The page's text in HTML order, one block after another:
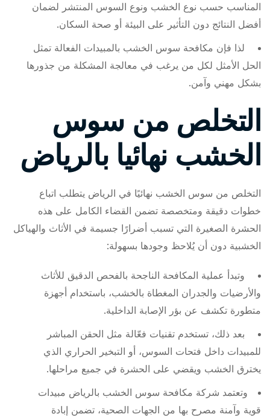
المناسب حسب نوع الخشب ونوع السوس المنتشر لضمان
أفضل النتائج دون التأثير على البيئة أو صحة السكان.
لذا فإن مكافحة سوس الخشب بالمبيدات الفعالة تمثل
الحل الأمثل لكل من يرغب في معالجة المشكلة من جذورها
بشكل مهني وآمن.
التخلص من سوس
الخشب نهائيا بالرياض
التخلص من سوس الخشب نهائيًا في الرياض يتطلب اتباع
خطوات دقيقة ومتخصصة تضمن القضاء الكامل على هذه
الحشرة الصغيرة التي تسبب أضرارًا جسيمة في الأثاث والهياكل
الخشبية دون أن يُلاحظ وجودها بسهولة:
وتبدأ عملية المكافحة الناجحة بالفحص الدقيق للأثاث
والأرضيات والجدران المغطاة بالخشب، باستخدام أجهزة
متطورة تكشف عن بؤر الإصابة الداخلية.
بعد ذلك، تستخدم تقنيات فعّالة مثل الحقن المباشر
للمبيدات داخل فتحات السوس، أو التبخير الحراري الذي
يخترق الخشب ويقضي على الحشرة في جميع مراحلها.
وتعتمد شركة مكافحة سوس الخشب بالرياض مبيدات
قوية وآمنة مصرح بها من الجهات الصحية، تضمن إبادة